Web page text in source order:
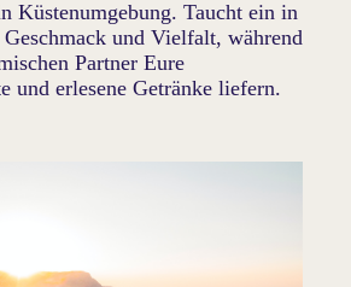
Küstenumgebung. Taucht ein in
und Vielfalt, während
Partner Eure
und erlesene Getränke liefern.